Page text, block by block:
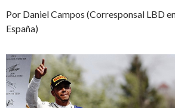
Por Daniel Campos (Corresponsal LBD
España)